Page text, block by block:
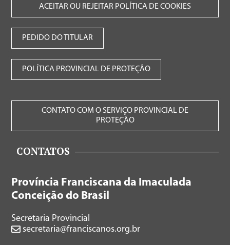
ACEITAR OU REJEITAR POLÍTICA DE COOKIES
PEDIDO DO TITULAR
POLÍTICA PROVINCIAL DE PROTEÇÃO
CONTATO COM O SERVIÇO PROVINCIAL DE
PROTEÇÃO
CONTATOS
Província Franciscana da Imaculada
Conceição do Brasil
Secretaria Provincial
secretaria@franciscanos.org.br